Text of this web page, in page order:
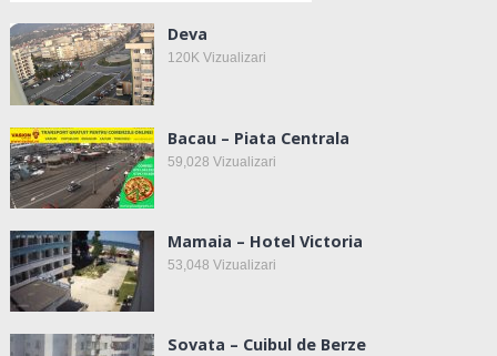
Deva
120KVizualizari
Bacau – Piata Centrala
59,028 Vizualizari
Mamaia – Hotel Victoria
53,048 Vizualizari
Sovata – Cuibul de Berze